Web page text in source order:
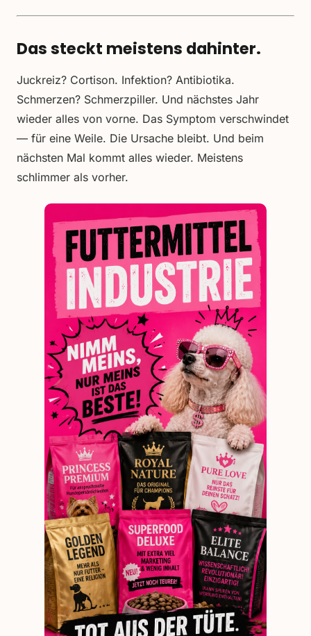
Das steckt meistens dahinter.
Juckreiz? Cortison. Infektion? Antibiotika.
Schmerzen? Schmerzpiller. Und nächstes Jahr
wieder alles von vorne. Das Symptom verschwindet
— für eine Weile. Die Ursache bleibt. Und beim
nächsten Mal kommt alles wieder. Meistens
schlimmer als vorher.